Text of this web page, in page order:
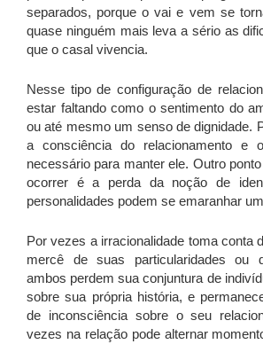
separados, porque o vai e vem se
quase ninguém mais leva a sério as
que o casal vivencia.
Nesse tipo de configuração de
estar faltando como o sentimento do
ou até mesmo um senso de dignidade.
a consciência do relacionamento e
necessário para manter ele. Outro
ocorrer é a perda da noção de
personalidades podem se emaranhar
Por vezes a irracionalidade toma conta
mercê de suas particularidades ou
ambos perdem sua conjuntura de
sobre sua própria história, e
de inconsciência sobre o seu
vezes na relação pode alternar